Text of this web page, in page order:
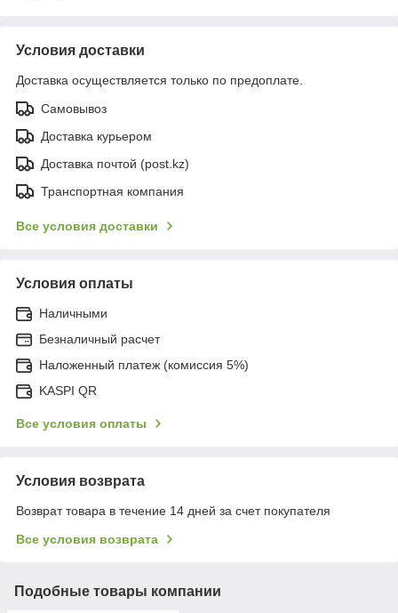
Условия доставки
Доставка осуществляется только по предоплате.
Самовывоз
Доставка курьером
Доставка почтой (post.kz)
Транспортная компания
Все условия доставки
Условия оплаты
Наличными
Безналичный расчет
Наложенный платеж (комиссия 5%)
KASPI QR
Все условия оплаты
Условия возврата
Возврат товара в течение 14 дней за счет покупателя
Все условия возврата
Подобные товары компании